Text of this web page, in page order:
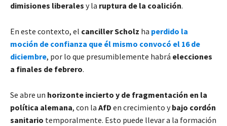
dimisiones liberales y la ruptura de la coalición.
En este contexto, el canciller Scholz ha perdido la
moción de confianza que él mismo convocó el 16 de
diciembre, por lo que presumiblemente habrá elecciones
a finales de febrero.
Se abre un horizonte incierto y de fragmentación en la
política alemana, con la AfD en crecimiento ybajo cordón
sanitario temporalmente. Esto puede llevar a la formación